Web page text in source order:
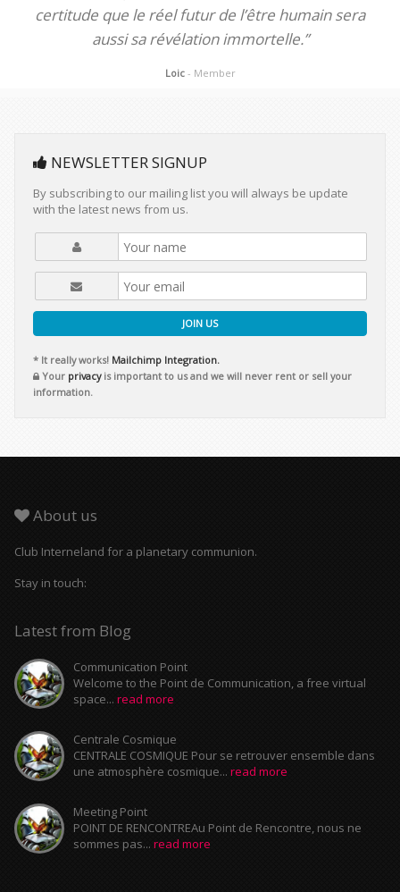
certitude que le réel futur de l’être humain sera
aussi sa révélation immortelle.”
Loic - Member
NEWSLETTER SIGNUP
By subscribing to our mailing list you will always be update
with the latest news from us.
JOIN US
* It really works! Mailchimp Integration.
Your privacyis important to us and we will never rent or sell your
information.
About us
Club Interneland for a planetary communion.
Stay in touch:
Latest from Blog
Communication Point
Welcome to the Point de Communication, a free virtual
space... read more
Centrale Cosmique
CENTRALE COSMIQUE Pour se retrouver ensemble dans
une atmosphère cosmique... read more
Meeting Point
POINT DE RENCONTREAu Point de Rencontre, nous ne
sommes pas... read more